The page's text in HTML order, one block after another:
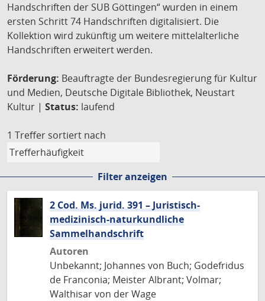
Handschriften der SUB Göttingen“ wurden in einem
ersten Schritt 74 Handschriften digitalisiert. Die
Kollektion wird zukünftig um weitere mittelalterliche
Handschriften erweitert werden.
Förderung: Beauftragte der Bundesregierung für Kultur
und Medien, Deutsche Digitale Bibliothek, Neustart
Kultur | Status: laufend
1 Treffer sortiert nach
Filter anzeigen
2 Cod. Ms. jurid. 391 – Juristisch-
medizinisch-naturkundliche
Sammelhandschrift
Autoren
Unbekannt; Johannes von Buch; Godefridus
de Franconia; Meister Albrant; Volmar;
Walthisar von der Wage